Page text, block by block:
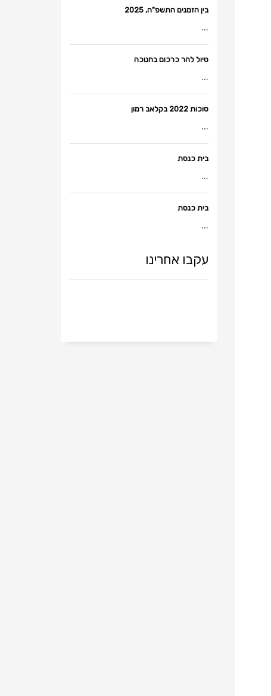
בין הזמנים התשפ"ה, 2025
...
טיול להר כרכום בחנוכה
...
סוכות 2022 בקלאב רמון
...
בית כנסת
...
בית כנסת
...
עקבו אחרינו